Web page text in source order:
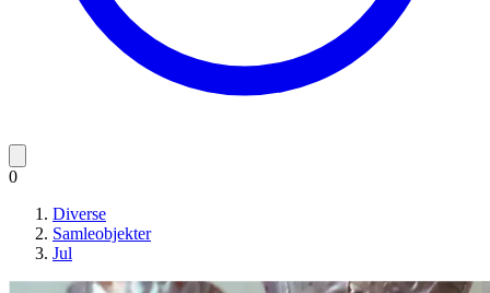
0
Diverse
Samleobjekter
Jul